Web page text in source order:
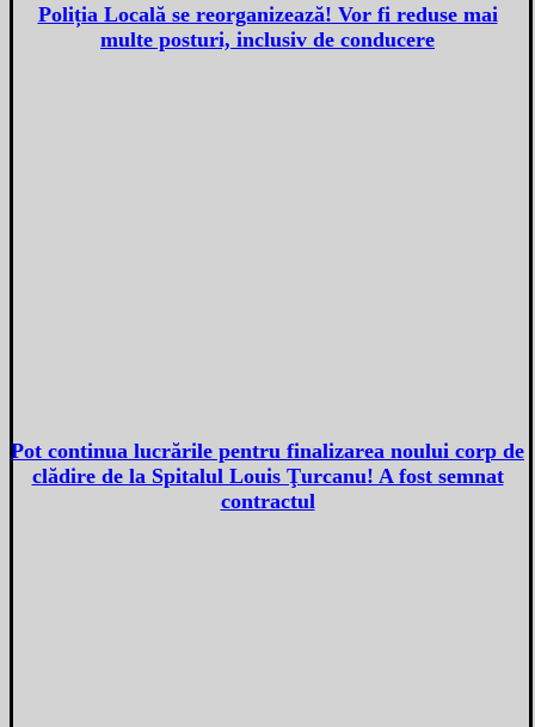
Poliția Locală se reorganizează! Vor fi reduse mai
multe posturi, inclusiv de conducere
Pot continua lucrările pentru finalizarea noului corp de
clădire de la Spitalul Louis Ţurcanu! A fost semnat
contractul